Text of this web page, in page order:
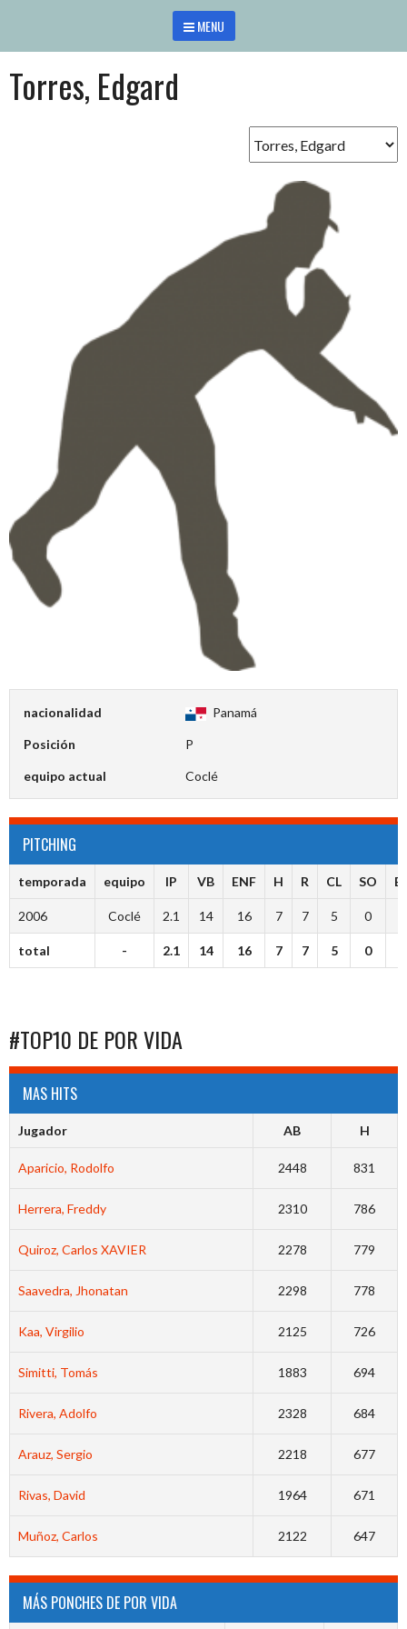
contenido
MENU
Torres, Edgard
nacionalidad Panamá
Posición P
equipo actual Coclé
PITCHING
temporada equipo IP VB ENF H R CL SO
2006 Coclé 2.1 14 16 7 7 5 0
total - 2.1 14 16 7 7 5 0
#TOP10 DE POR VIDA
MAS HITS
Jugador AB H
Aparicio, Rodolfo 2448 831
Herrera, Freddy 2310 786
Quiroz, Carlos XAVIER 2278 779
Saavedra, Jhonatan 2298 778
Kaa, Virgilio 2125 726
Simitti, Tomás 1883 694
Rivera, Adolfo 2328 684
Arauz, Sergio 2218 677
Rivas, David 1964 671
Muñoz, Carlos 2122 647
MÁS PONCHES DE POR VIDA